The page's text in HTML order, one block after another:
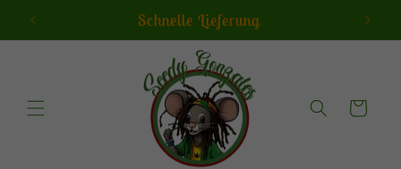
zum
Schnelle Lieferung
Warenkorb